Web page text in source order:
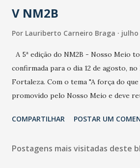
V NM2B
Por Lauriberto Carneiro Braga julho
A 5ª edição do NM2B - Nosso Meio
confirmada para o dia 12 de agosto, no
Fortaleza. Com o tema "A força do
promovido pelo Nosso Meio e deve
e lideranças do Mercado Nacional.
de negócios do Nordeste, reunindo
COMPARTILHAR POSTAR UM
Postagens mais visitadas deste